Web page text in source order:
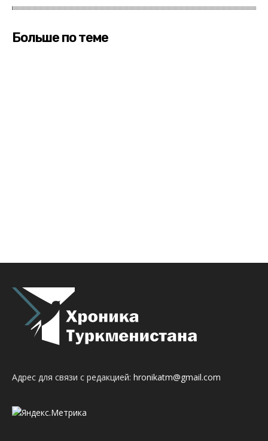
Адрес для связи с редакцией: hronikatm@gmail.com